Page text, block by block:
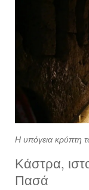
Η υπόγεια κρύπτη
Κάστρα,
Πασά